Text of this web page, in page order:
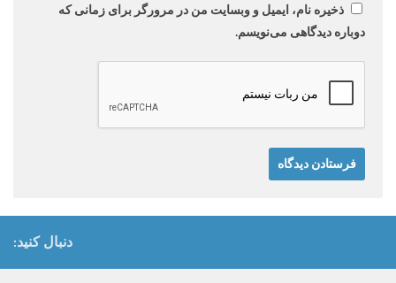
ذخیره نام، ایمیل و وبسایت من در مرورگر برای زمانی که
دوباره دیدگاهی می‌نویسم.
دنبال کنید: